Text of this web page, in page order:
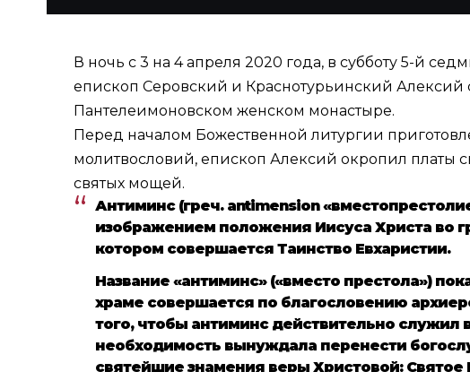
В ночь с 3 на 4 апреля 2020 года, в субботу 5-й
епископ Серовский и Краснотурьинский
Пантелеимоновском женском монастыре.
Перед началом Божественной литургии
молитвословий, епископ Алексий окропил платы
святых мощей.
Антиминс (греч. antimension
изображением положения Иисуса Христа во
котором совершается Таинство Евхаристии.
Название «антиминс» («вместо престола»)
храме совершается по благословению
того, чтобы антиминс действительно служил
необходимость вынуждала перенести
святейшие знамения веры Христовой: